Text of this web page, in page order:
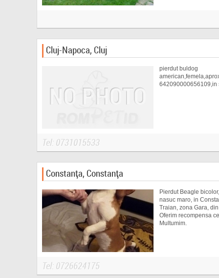
Cluj-Napoca, Cluj
pierdut buldog
642090000656109,in
Tel: 0731015533
Constanța, Constanța
Pierdut Beagle
nasuc maro, in
Traian, zona Gara,
Oferim recompensa
Multumim.
Tel: 0726624175